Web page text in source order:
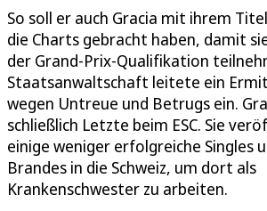
So soll er auch Gracia mit ihrem Titel
die Charts gebracht haben, damit
der Grand-Prix-Qualifikation
Staatsanwaltschaft leitete ein
wegen Untreue und Betrugs ein.
schließlich Letzte beim ESC. Sie
einige weniger erfolgreiche Singles
Brandes in die Schweiz, um dort als
Krankenschwester zu arbeiten.